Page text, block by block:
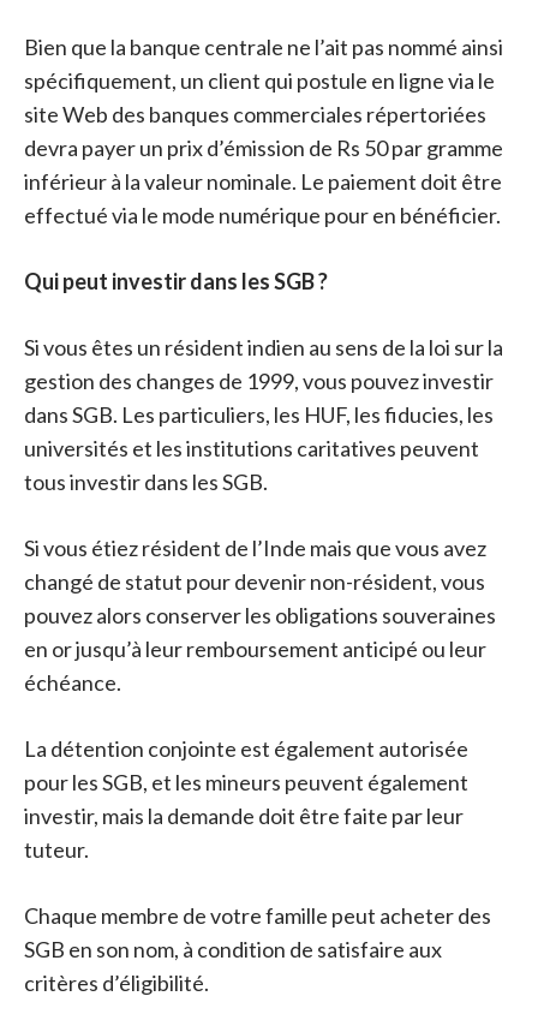
Bien que la banque centrale ne l’ait pas nommé ainsi
spécifiquement, un client qui postule en ligne via le
site Web des banques commerciales répertoriées
devra payer un prix d’émission de Rs 50 par gramme
inférieur à la valeur nominale. Le paiement doit être
effectué via le mode numérique pour en bénéficier.
Qui peut investir dans les SGB ?
Si vous êtes un résident indien au sens de la loi sur la
gestion des changes de 1999, vous pouvez investir
dans SGB. Les particuliers, les HUF, les fiducies, les
universités et les institutions caritatives peuvent
tous investir dans les SGB.
Si vous étiez résident de l’Inde mais que vous avez
changé de statut pour devenir non-résident, vous
pouvez alors conserver les obligations souveraines
en or jusqu’à leur remboursement anticipé ou leur
échéance.
La détention conjointe est également autorisée
pour les SGB, et les mineurs peuvent également
investir, mais la demande doit être faite par leur
tuteur.
Chaque membre de votre famille peut acheter des
SGB en son nom, à condition de satisfaire aux
critères d’éligibilité.